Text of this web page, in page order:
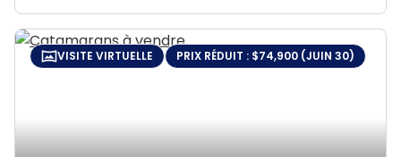
VISITE VIRTUELLE PRIX RÉDUIT : $74,900 (JUIN 30)